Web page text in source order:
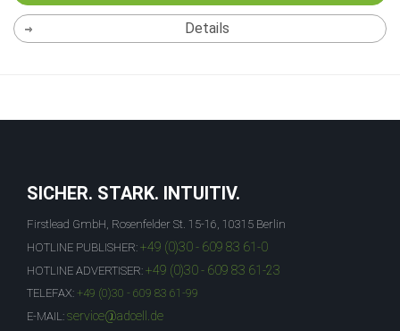
Details
SICHER. STARK. INTUITIV.
Firstlead GmbH, Rosenfelder St. 15-16, 10315 Berlin
HOTLINE PUBLISHER: +49 (0)30 - 609 83 61-0
HOTLINE ADVERTISER: +49 (0)30 - 609 83 61-23
TELEFAX: +49 (0)30 - 609 83 61-99
E-MAIL: service@adcell.de